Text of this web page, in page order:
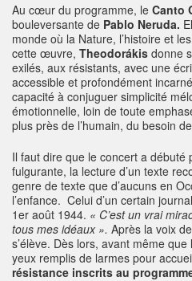
Au cœur du programme, le Canto
bouleversante de Pablo Neruda.
monde où la Nature, l’histoire et
cette œuvre, Theodorákis donne
exilés, aux résistants, avec une
accessible et profondément
capacité à conjuguer simplicité
émotionnelle, loin de toute
plus près de l’humain, du besoin
Il faut dire que le concert a
fulgurante, la lecture d’un texte
genre de texte que d’aucuns en
l’enfance. Celui d’un certain
1er août 1944. « C’est un vrai
tous mes idéaux ». Après la voix
s’élève. Dès lors, avant même
yeux remplis de larmes pour
résistance inscrits au